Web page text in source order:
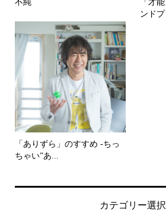
不純
「才
ンド
「ありずら」のすすめ -ちっ
ちゃい”あ...
カテゴリー選択